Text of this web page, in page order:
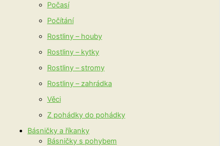
Počasí
Počítání
Rostliny – houby
Rostliny – kytky
Rostliny – stromy
Rostliny – zahrádka
Věci
Z pohádky do pohádky
Básničky a říkanky
Básničky s pohybem